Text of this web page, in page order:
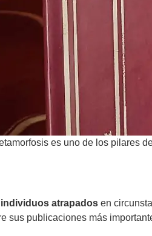
es uno de los pilares
individuos atrapados en
sus publicaciones más